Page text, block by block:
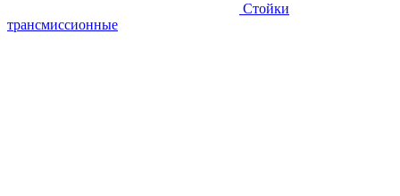
Стойки
трансмиссионные